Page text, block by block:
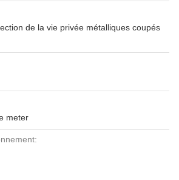
de la vie privée métalliques coupés
meter